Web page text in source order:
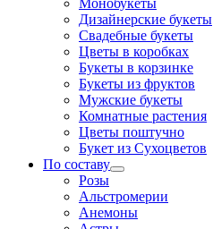
Дизайнерские букеты
Свадебные букеты
Цветы в коробках
Букеты в корзинке
Букеты из фруктов
Мужские букеты
Комнатные растения
Цветы поштучно
Букет из Сухоцветов
По составу
Розы
Альстромерии
Анемоны